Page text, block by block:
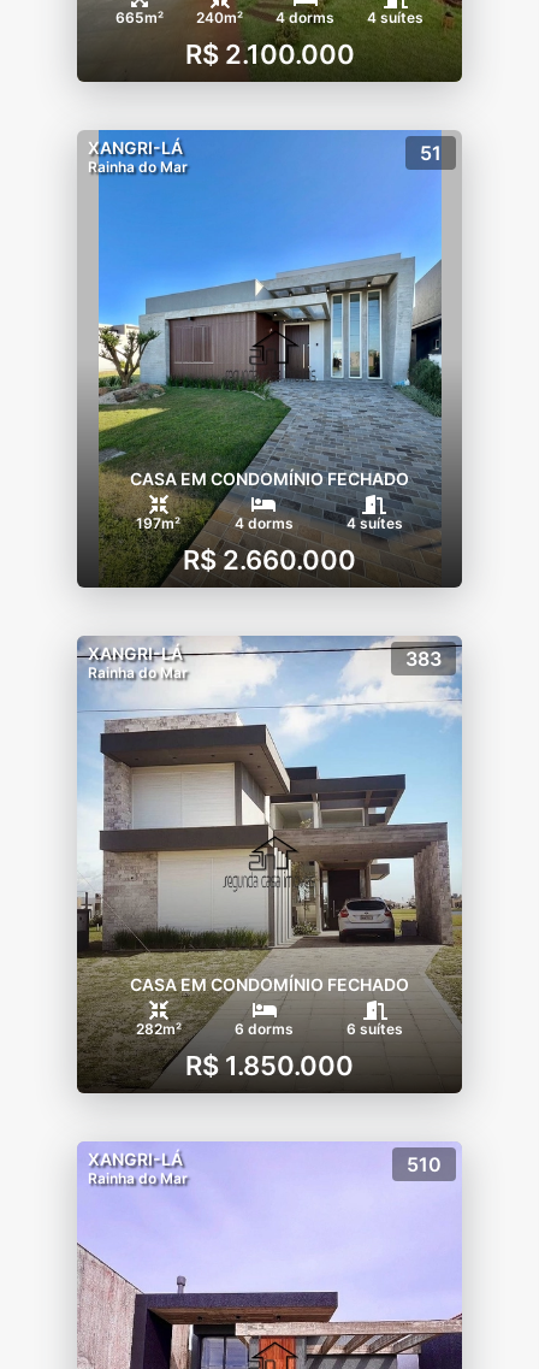
665m² 240m² 4 dorms 4 suítes
R$ 2.100.000
XANGRI-LÁ
Rainha do Mar
51
CASA EM CONDOMÍNIO FECHADO
197m² 4 dorms 4 suítes
R$ 2.660.000
XANGRI-LÁ
Rainha do Mar
383
CASA EM CONDOMÍNIO FECHADO
282m² 6 dorms 6 suítes
R$ 1.850.000
XANGRI-LÁ
Rainha do Mar
510